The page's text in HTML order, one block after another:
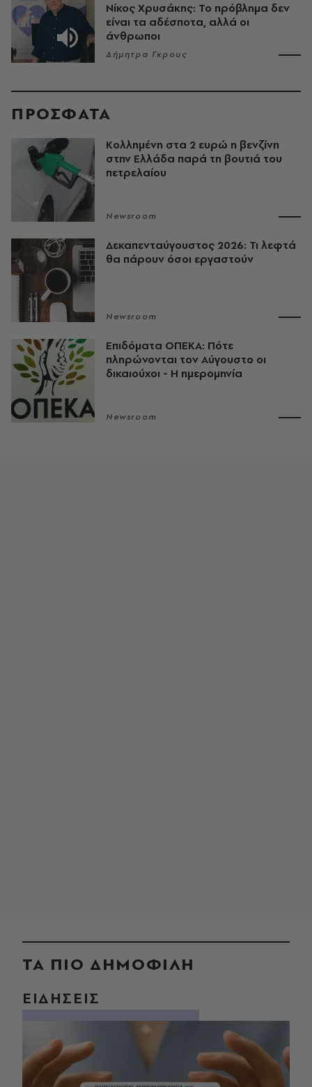
Νίκος Χρυσάκης: Το πρόβλημα δεν
είναι τα αδέσποτα, αλλά οι
άνθρωποι
Δήμητρα Γκρους
ΠΡΟΣΦΑΤΑ
Κολλημένη στα 2 ευρώ η βενζίνη
στην Ελλάδα παρά τη βουτιά του
πετρελαίου
Newsroom
Δεκαπενταύγουστος 2026: Τι λεφτά
θα πάρουν όσοι εργαστούν
Newsroom
Επιδόματα ΟΠΕΚΑ: Πότε
πληρώνονται τον Αύγουστο οι
δικαιούχοι - Η ημερομηνία
Newsroom
ΤΑ ΠΙΟ ΔΗΜΟΦΙΛΗ
ΕΙΔΗΣΕΙΣ